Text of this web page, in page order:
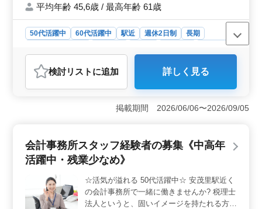
からのご応募お待ちしております！
平均年齢 45,6歳 / 最高年齢 61歳
50代活躍中 60代活躍中 駅近 週休2日制
長期
派遣社員
おすすめポイント
＜経験者に最適・駅チカの好立地＞ 横浜市で税理士補
助業務を担当するベテラン経験者を募集しています。新
横浜駅から徒歩6分の好立地で、残業も少なめ。月次巡回
生・充実の休暇制度＞ 完全週休2日制で、年間休日125
日。夏季休暇や有給休暇も充実しています。月10時間程
円〜550万円と、安定した給与待遇が魅力です。 ＜経
験5年以上の方歓迎＞ 会計事務所経験5年以上の方を優
先採用。男女比率は男性4：女性6で、女性も活躍中。平
検討リスト に追加 詳しく見る
掲載期間 2026/06/06〜2026/09/05
会計事務所スタッフ経験者の募集《中高年
活躍中・残業少なめ》
☆活気が溢れる 50代活躍中☆ 安茂里駅近く
の会計事務所で一緒に働きませんか? 税理士
法人というと、固いイメージを持たれる方も